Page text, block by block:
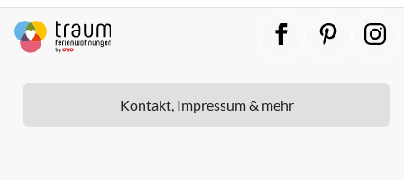
Kontakt, Impressum & mehr